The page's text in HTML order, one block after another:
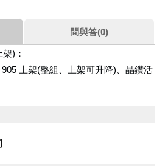
問與答(0)
)：
905 上架(整組、上架可升降)、 晶鑽活